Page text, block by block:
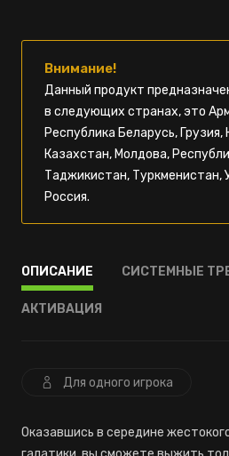
Внимание!
Данный продукт
в следующих странах, это
Республика Беларусь, Грузия,
Казахстан, Молдова,
Таджикистан, Туркменистан,
Россия.
ОПИСАНИЕ СИСТЕМНЫЕ
АКТИВАЦИЯ
Для одного игрока
Оказавшись в середине